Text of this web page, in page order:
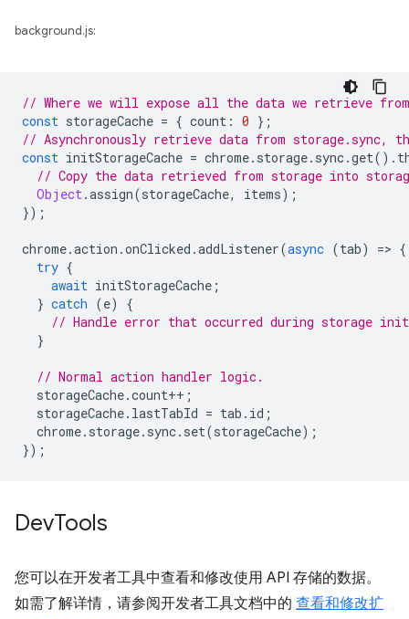
background.js:
// Where we will expose all the data we retrieve
const storageCache = { count : 0 };
// Asynchronously retrieve data from storage.sync,
const initStorageCache = chrome. storage. sync.get().
// Copy the data retrieved from storage into
Object.assign(storageCache, items);
});
chrome.action .onClicked .addListener(async (tab) => {
try {
await initStorageCache ;
} catch (e)
{
// Handle error that occurred during storage
}
// Normal action handler logic.
storageCache.count++ ;
storageCache. lastTabId = tab . id ;
chrome. storage. sync. set(storageCache);
});
DevTools
您可以在开发者工具中查看和修改使用 API 存储的数据。
如需了解详情，请参阅开发者工具文档中的 查看和修改扩